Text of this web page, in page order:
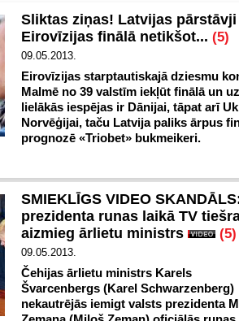
Sliktas ziņas! Latvijas pārstāvji
Eirovīzijas finālā netikšot... (5)
09.05.2013.
Eirovīzijas starptautiskajā dziesmu
Malmē no 39 valstīm iekļūt finālā un
lielākās iespējas ir Dānijai, tāpat arī
Norvēģijai, taču Latvija paliks ārpus
prognozē «Triobet» bukmeikeri.
SMIEKLĪGS VIDEO
prezidenta runas laikā TV
aizmieg ārlietu ministrs
(5)
09.05.2013.
Čehijas ārlietu ministrs Karels
Švarcenbergs (Karel Schwarzenberg)
nekautrējās iemigt valsts prezidenta